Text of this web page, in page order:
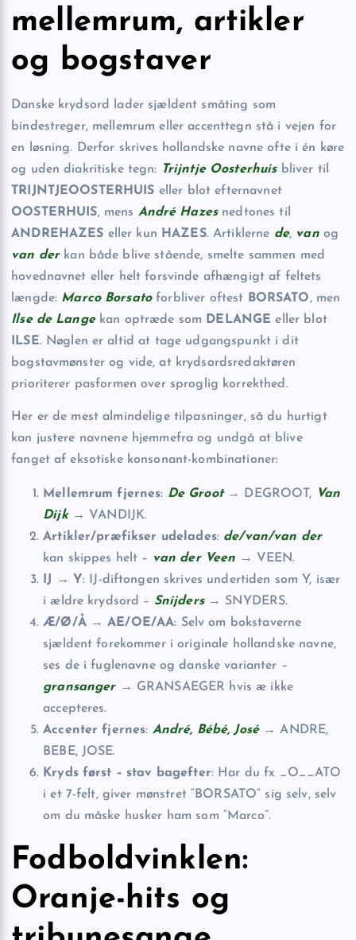
mellemrum, artikler
og bogstaver
Danske krydsord lader sjældent småting som
bindestreger, mellemrum eller accenttegn stå i vejen for
en løsning. Derfor skrives hollandske navne ofte i én køre
og uden diakritiske tegn: Trijntje Oosterhuisbliver til
TRIJNTJEOOSTERHUIS eller blot efternavnet
OOSTERHUIS, mens André Hazesnedtones til
ANDREHAZES eller kun HAZES. Artiklerne de, vanog
van derkan både blive stående, smelte sammen med
hovednavnet eller helt forsvinde afhængigt af feltets
længde: Marco Borsatoforbliver oftest BORSATO, men
Ilse de Langekan optræde som DELANGE eller blot
ILSE. Nøglen er altid at tage udgangspunkt i dit
bogstavmønster og vide, at krydsordsredaktøren
prioriterer pasformen over sproglig korrekthed.
Her er de mest almindelige tilpasninger, så du hurtigt
kan justere navnene hjemmefra og undgå at blive
fanget af eksotiske konsonant-kombinationer:
Mellemrum fjernes: De Groot→ DEGROOT, Van
Dijk→ VANDIJK.
Artikler/præfikser udelades: de/van/van der
kan skippes helt – van der Veen → VEEN.
IJ → Y: IJ-diftongen skrives undertiden som Y, især
i ældre krydsord – Snijders→ SNYDERS.
Æ/Ø/Å → AE/OE/AA: Selv om bokstaverne
sjældent forekommer i originale hollandske navne,
ses de i fuglenavne og danske varianter –
gransanger→ GRANSAEGER hvis æ ikke
accepteres.
Accenter fjernes: André, Bébé, José→ ANDRE,
BEBE, JOSE.
Kryds først – stav bagefter: Har du fx _O__ATO
i et 7-felt, giver mønstret “BORSATO” sig selv, selv
om du måske husker ham som “Marco”.
Fodboldvinklen:
Oranje-hits og